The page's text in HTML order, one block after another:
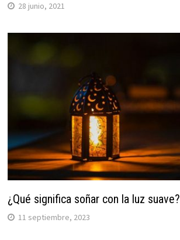
28 junio, 2021
¿Qué significa soñar con la luz suave?
11 septiembre, 2023